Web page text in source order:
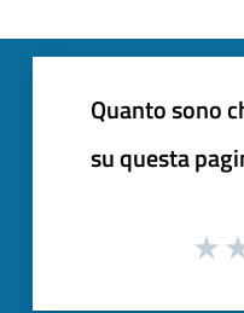
Quanto sono
su questa